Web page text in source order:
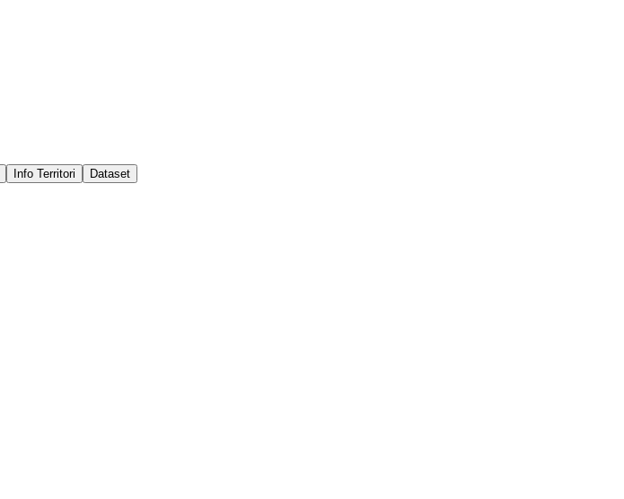
Info Territori Dataset